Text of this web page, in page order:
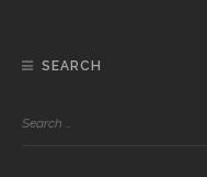
SEARCH